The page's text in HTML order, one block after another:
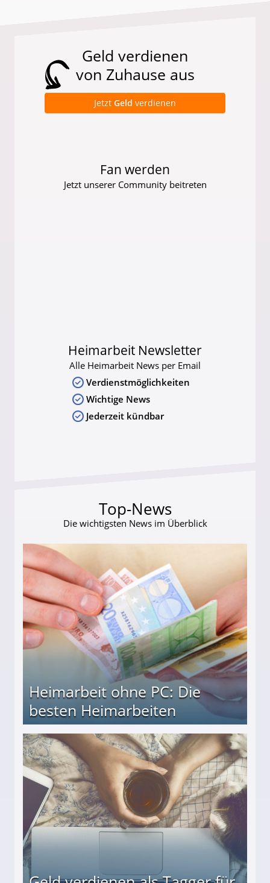
Geld verdienen
von Zuhause aus
Jetzt Geld verdienen
Fan werden
Jetzt unserer Community beitreten
Heimarbeit Newsletter
Alle Heimarbeit News per Email
Verdienstmöglichkeiten
Wichtige News
Jederzeit kündbar
Top-News
Die wichtigsten News im Überblick
Heimarbeit ohne PC: Die
besten Heimarbeiten